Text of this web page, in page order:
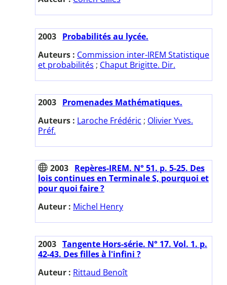
2003 Probabilités au lycée.
Auteurs : Commission inter-IREM Statistique
et probabilités ; Chaput Brigitte. Dir.
2003 Promenades Mathématiques.
Auteurs : Laroche Frédéric ; Olivier Yves.
Préf.
2003 Repères-IREM. N° 51. p. 5-25. Des
lois continues en Terminale S, pourquoi et
pour quoi faire ?
Auteur : Michel Henry
2003 Tangente Hors-série. N° 17. Vol. 1. p.
42-43. Des filles à l'infini ?
Auteur : Rittaud Benoît